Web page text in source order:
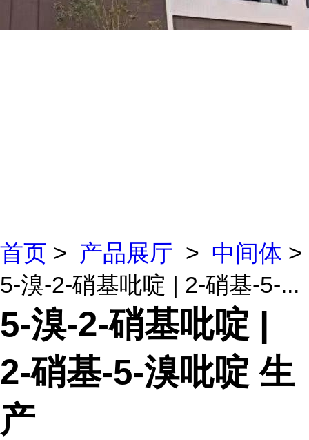
首页 > 产品展厅 > 中间体 >
5-溴-2-硝基吡啶 | 2-硝基-5-...
5-溴-2-硝基吡啶 |
2-硝基-5-溴吡啶 生
产